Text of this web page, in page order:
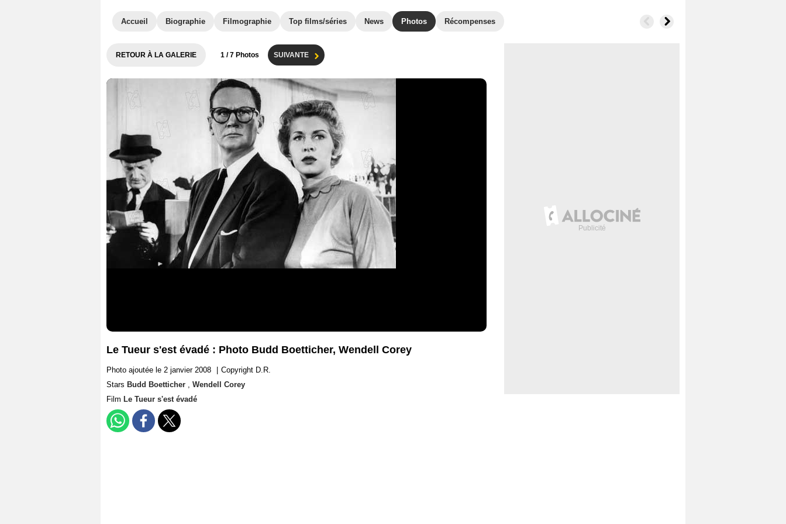
Accueil Biographie Filmographie Top films/séries News Photos Récompenses
RETOUR À LA GALERIE 1 / 7 Photos SUIVANTE
Le Tueur s'est évadé : Photo Budd Boetticher, Wendell Corey
Photo ajoutée le 2 janvier 2008
Copyright D.R.
Stars Budd Boetticher , Wendell Corey
Film Le Tueur s'est évadé